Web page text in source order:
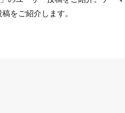
をご紹介します。